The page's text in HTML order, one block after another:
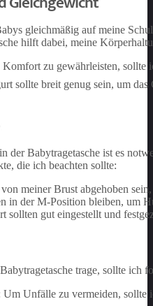
gleichmäßig auf meine
hilft dabei, meine
zu gewährleisten, sollte
sollte breit genug sein, um
der Babytragetasche ist es
die ich beachten sollte:
meiner Brust abgehoben
in der M-Position bleiben, um
sollten gut eingestellt und
trage, sollte ich
Um Unfälle zu vermeiden,